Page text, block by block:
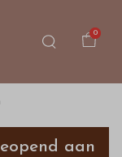
0
vanaf €75,- |
aan